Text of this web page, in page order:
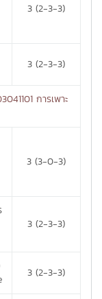
3 (2-3-3)
3 (2-3-3)
การเพาะ
3 (3-0-3)
3 (2-3-3)
3 (2-3-3)